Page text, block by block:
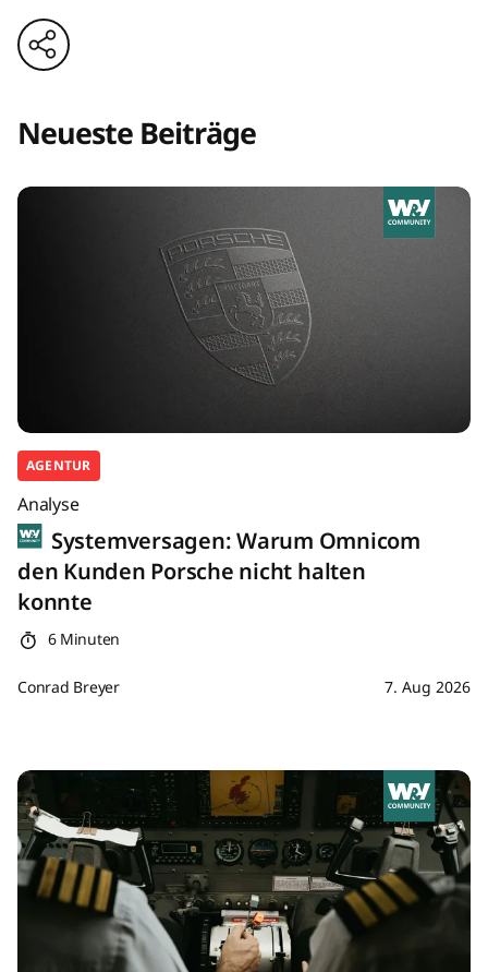
Neueste Beiträge
AGENTUR
Analyse
Systemversagen: Warum Omnicom
den Kunden Porsche nicht halten
konnte
6 Minuten
Conrad Breyer 7. Aug 2026